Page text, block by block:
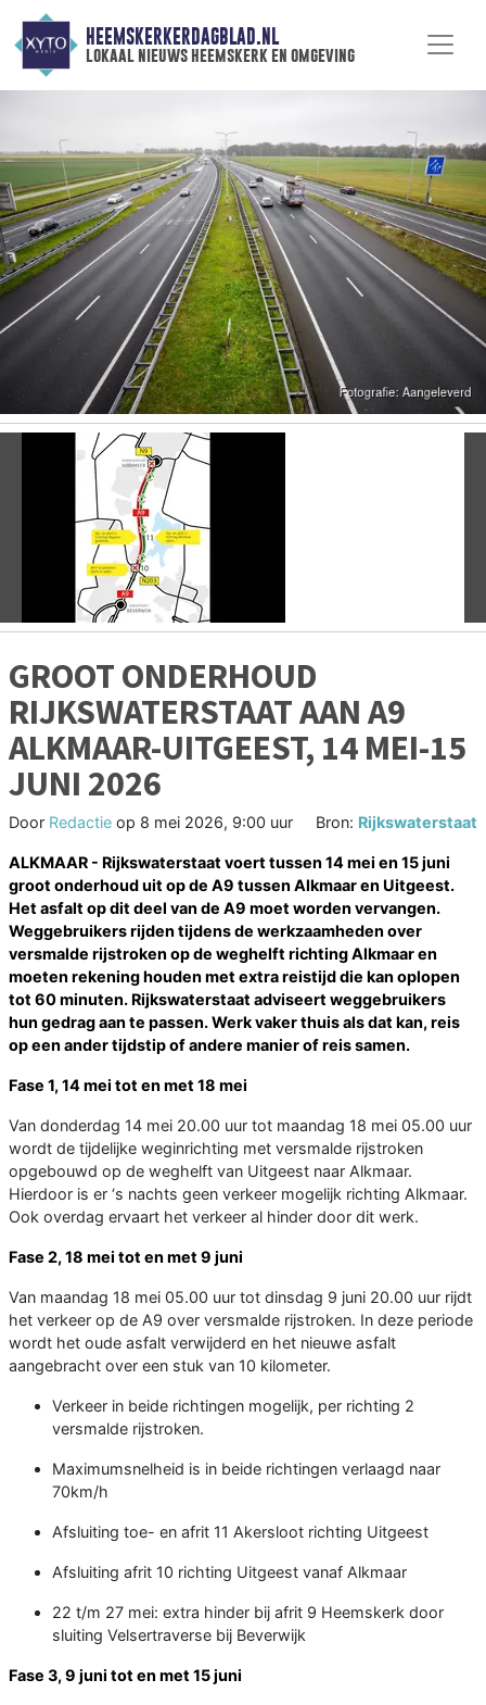
HEEMSKERKERDAGBLAD.NL
lokaal nieuws heemskerk en omgeving
GROOT ONDERHOUD
RIJKSWATERSTAAT AAN A9
ALKMAAR-UITGEEST, 14 MEI-15
JUNI 2026
Door Redactie op 8 mei 2026, 9:00 uur Bron: Rijkswaterstaat
ALKMAAR - Rijkswaterstaat voert tussen 14 mei en 15 juni
groot onderhoud uit op de A9 tussen Alkmaar en Uitgeest.
Het asfalt op dit deel van de A9 moet worden vervangen.
Weggebruikers rijden tijdens de werkzaamheden over
versmalde rijstroken op de weghelft richting Alkmaar en
moeten rekening houden met extra reistijd die kan oplopen
tot 60 minuten. Rijkswaterstaat adviseert weggebruikers
hun gedrag aan te passen. Werk vaker thuis als dat kan, reis
op een ander tijdstip of andere manier of reis samen.
Fase 1, 14 mei tot en met 18 mei
Van donderdag 14 mei 20.00 uur tot maandag 18 mei 05.00 uur
wordt de tijdelijke weginrichting met versmalde rijstroken
opgebouwd op de weghelft van Uitgeest naar Alkmaar.
Hierdoor is er ‘s nachts geen verkeer mogelijk richting Alkmaar.
Ook overdag ervaart het verkeer al hinder door dit werk.
Fase 2, 18 mei tot en met 9 juni
Van maandag 18 mei 05.00 uur tot dinsdag 9 juni 20.00 uur rijdt
het verkeer op de A9 over versmalde rijstroken. In deze periode
wordt het oude asfalt verwijderd en het nieuwe asfalt
aangebracht over een stuk van 10 kilometer.
Verkeer in beide richtingen mogelijk, per richting 2
versmalde rijstroken.
Maximumsnelheid is in beide richtingen verlaagd naar
70km/h
Afsluiting toe- en afrit 11 Akersloot richting Uitgeest
Afsluiting afrit 10 richting Uitgeest vanaf Alkmaar
22 t/m 27 mei: extra hinder bij afrit 9 Heemskerk door
sluiting Velsertraverse bij Beverwijk
Fase 3, 9 juni tot en met 15 juni